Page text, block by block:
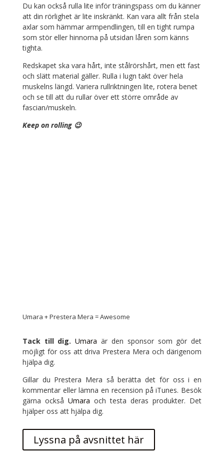
Du kan också rulla lite inför träningspass om du känner
att din rörlighet är lite inskränkt. Kan vara allt från stela
axlar som hämmar armpendlingen, till en tight rumpa
som stör eller hinnorna på utsidan låren som känns
tighta.
Redskapet ska vara hårt, inte stålrörshårt, men ett fast
och slätt material gäller. Rulla i lugn takt över hela
muskelns längd. Variera rullriktningen lite, rotera benet
och se till att du rullar över ett större område av
fascian/muskeln.
Keep on rolling 😉
Umara + Prestera Mera = Awesome
Tack till dig. Umara är den sponsor som gör det
möjligt för oss att driva Prestera Mera och därigenom
hjälpa dig.
Gillar du Prestera Mera så berätta det för oss i en
kommentar eller lämna en recension på iTunes. Besök
gärna också Umara och testa deras produkter. Det
hjälper oss att hjälpa dig.
Lyssna på avsnittet här